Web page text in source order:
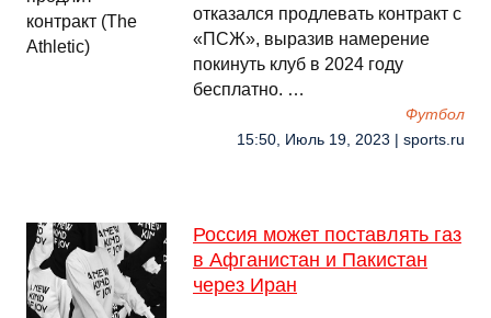
отказался продлевать контракт с
«ПСЖ», выразив намерение
покинуть клуб в 2024 году
бесплатно. …
Футбол
15:50, Июль 19, 2023 | sports.ru
Россия может поставлять газ
в Афганистан и Пакистан
через Иран